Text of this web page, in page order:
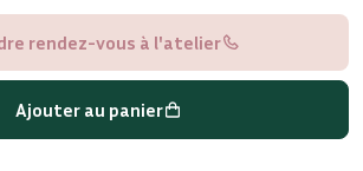
rendez-vous à l'atelier
Ajouter au panier